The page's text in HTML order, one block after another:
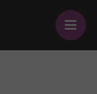
≡